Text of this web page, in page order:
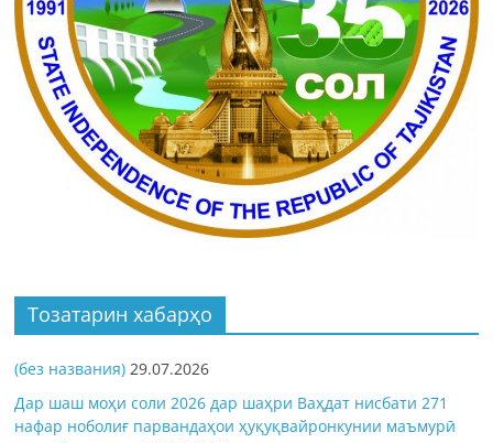
Тозатарин хабарҳо
(без названия) 29.07.2026
Дар шаш моҳи соли 2026 дар шаҳри Ваҳдат нисбати 271
нафар ноболиғ парвандаҳои ҳуқуқвайронкунии маъмурӣ